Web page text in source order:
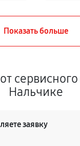
Нальчике
заявку